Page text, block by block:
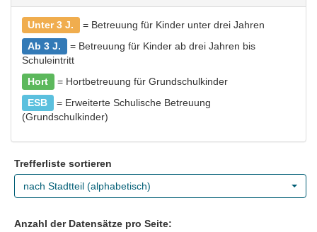
Unter 3 J.
= Betreuung für Kinder unter drei Jahren
Ab 3 J.
= Betreuung für Kinder ab drei Jahren bis
Schuleintritt
Hort
= Hortbetreuung für Grundschulkinder
ESB
= Erweiterte Schulische Betreuung
(Grundschulkinder)
Trefferliste sortieren
nach Stadtteil (alphabetisch)
Anzahl der Datensätze pro Seite: